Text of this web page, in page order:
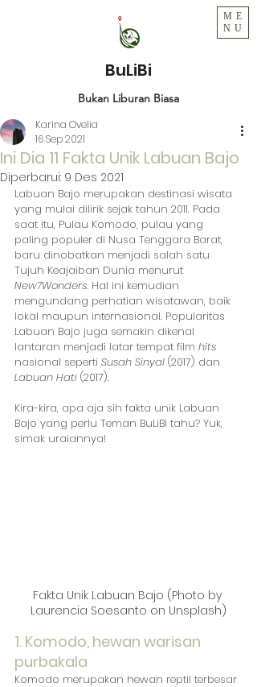
ME
NU
BuLiBi
Bukan Liburan Biasa
Ini Dia 11 Fakta Unik Labuan Bajo
Karina Ovelia
16 Sep 2021
Diperbarui: 9 Des 2021
Labuan Bajo merupakan destinasi wisata
yang mulai dilirik sejak tahun 2011. Pada
saat itu, Pulau Komodo, pulau yang
paling populer di Nusa Tenggara Barat,
baru dinobatkan menjadi salah satu
Tujuh Keajaiban Dunia menurut
New7Wonders. Hal ini kemudian
mengundang perhatian wisatawan, baik
lokal maupun internasional. Popularitas
Labuan Bajo juga semakin dikenal
lantaran menjadi latar tempat film hits
nasional seperti Susah Sinyal (2017) dan
Labuan Hati (2017).
Kira-kira, apa aja sih fakta unik Labuan
Bajo yang perlu Teman BuLiBi tahu? Yuk,
simak uraiannya!
Fakta Unik Labuan Bajo (Photo by
Laurencia Soesanto on Unsplash)
1. Komodo, hewan warisan
purbakala
Komodo merupakan hewan reptil terbesar